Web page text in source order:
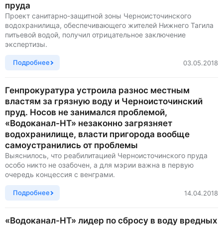
пруда
Проект санитарно-защитной зоны Черноисточинского
водохранилища, обеспечивающего жителей Нижнего Тагила
питьевой водой, получил отрицательное заключение
экспертизы.
Подробнее 03.05.2018
Генпрокуратура устроила разнос местным
властям за грязную воду и Черноисточинский
пруд. Носов не занимался проблемой,
«Водоканал-НТ» незаконно загрязняет
водохранилище, власти пригорода вообще
самоустранились от проблемы
Выяснилось, что реабилитацией Черноисточинского пруда
особо никто не озабочен, а для мэрии важна в первую
очередь концессия с венграми.
Подробнее 14.04.2018
«Водоканал-НТ» лидер по сбросу в воду вредных